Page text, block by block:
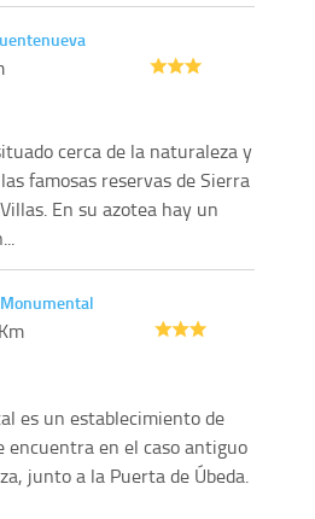
cerca de la naturaleza y
famosas reservas de Sierra
En su azotea hay un
es un establecimiento de
encuentra en el caso antiguo
junto a la Puerta de Úbeda.